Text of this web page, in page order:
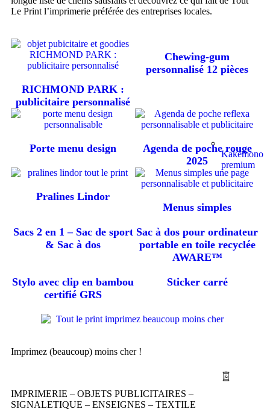
Kakémono
premium
Le Print l’imprimerie préférée des entreprises locales.
RICHMOND PARK :
publicitaire personnalisé
Chewing-gum
personnalisé 12 pièces
Porte menu design
Agenda de poche rouge
2025
Pralines Lindor
Menus simples
Sacs 2 en 1 – Sac de sport
& Sac à dos
Sac à dos pour ordinateur
portable en toile recyclée
AWARE™
Stylo avec clip en bambou
certifié GRS
Sticker carré
Imprimez (beaucoup) moins cher !
IMPRIMERIE – OBJETS PUBLICITAIRES –
SIGNALETIQUE – ENSEIGNES – TEXTILE